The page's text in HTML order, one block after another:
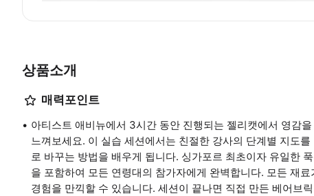
상품소개
매력포인트
아티스트 애비뉴에서 3시간 동안 진행되는 젤리캣에서 영감
느껴보세요. 이 실습 세션에서는 친절한 강사의 단계별 지도
로 바꾸는 방법을 배우게 됩니다. 싱가포르 최초이자 유일한
을 포함하여 모든 연령대의 참가자에게 완벽합니다. 모든 재
경험을 만끽할 수 있습니다. 세션이 끝나면 직접 만든 베어브